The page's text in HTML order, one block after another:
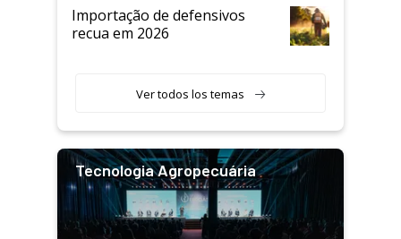
Importação de defensivos
recua em 2026
Ver todos los temas
Tecnologia Agropecuária